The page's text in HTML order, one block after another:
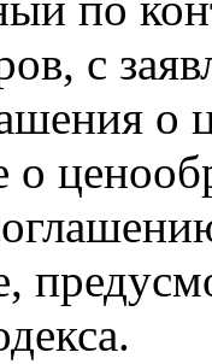
с
о
о